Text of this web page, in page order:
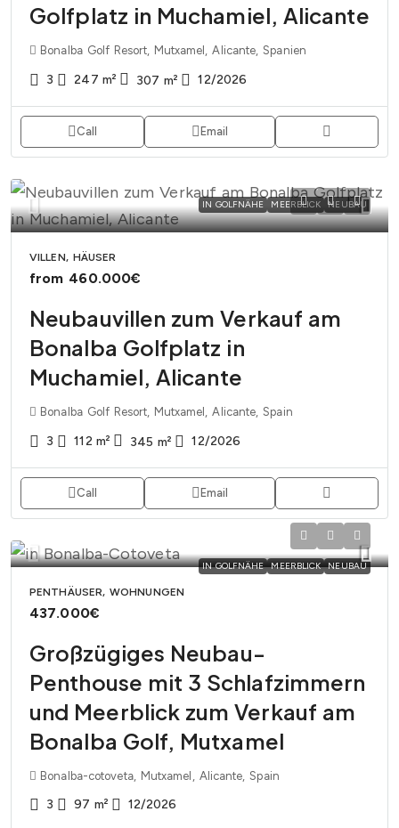
Golfplatz in Muchamiel, Alicante
Bonalba Golf Resort, Mutxamel, Alicante, Spanien
3 247 m² 307 m² 12/2026
Call Email
IN GOLFNÄHE MEERBLICK NEUBAU
VILLEN, HÄUSER
from 460.000€
Neubauvillen zum Verkauf am
Bonalba Golfplatz in
Muchamiel, Alicante
Bonalba Golf Resort, Mutxamel, Alicante, Spain
3 112 m² 345 m² 12/2026
Call Email
IN GOLFNÄHE MEERBLICK NEUBAU
PENTHÄUSER, WOHNUNGEN
437.000€
Großzügiges Neubau-
Penthouse mit 3 Schlafzimmern
und Meerblick zum Verkauf am
Bonalba Golf, Mutxamel
Bonalba-cotoveta, Mutxamel, Alicante, Spain
3 97 m² 12/2026